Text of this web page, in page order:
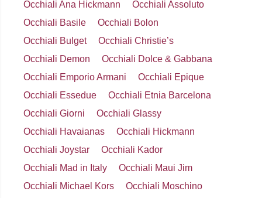
Occhiali Ana Hickmann
Occhiali Assoluto
Occhiali Basile
Occhiali Bolon
Occhiali Bulget
Occhiali Christie’s
Occhiali Demon
Occhiali Dolce & Gabbana
Occhiali Emporio Armani
Occhiali Epique
Occhiali Essedue
Occhiali Etnia Barcelona
Occhiali Giorni
Occhiali Glassy
Occhiali Havaianas
Occhiali Hickmann
Occhiali Joystar
Occhiali Kador
Occhiali Mad in Italy
Occhiali Maui Jim
Occhiali Michael Kors
Occhiali Moschino